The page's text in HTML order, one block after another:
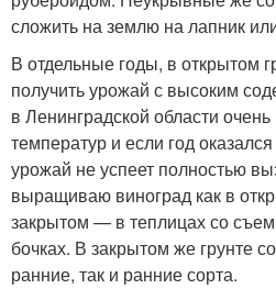
сложить на землю на лапник
В отдельные годы, в открытом
получить урожай с высоким
в Ленинградской области
температур и если год
урожай не успеет полностью
выращиваю виноград как в
закрытом — в теплицах со
бочках. В закрытом же грунте
ранние, так и ранние сорта.